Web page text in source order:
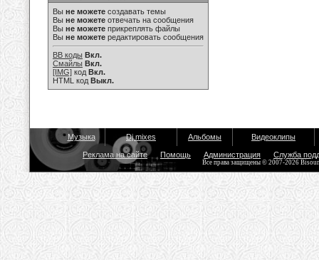
Вы не можете создавать темы
Вы не можете отвечать на сообщения
Вы не можете прикреплять файлы
Вы не можете редактировать сообщения
BB коды Вкл.
Смайлы Вкл.
[IMG] код Вкл.
HTML код Выкл.
Музыка Dj mixes Альбомы Видеоклипы
Реклама на сайте Помощь Администрация Служба
Все права защищены © 2007-2026